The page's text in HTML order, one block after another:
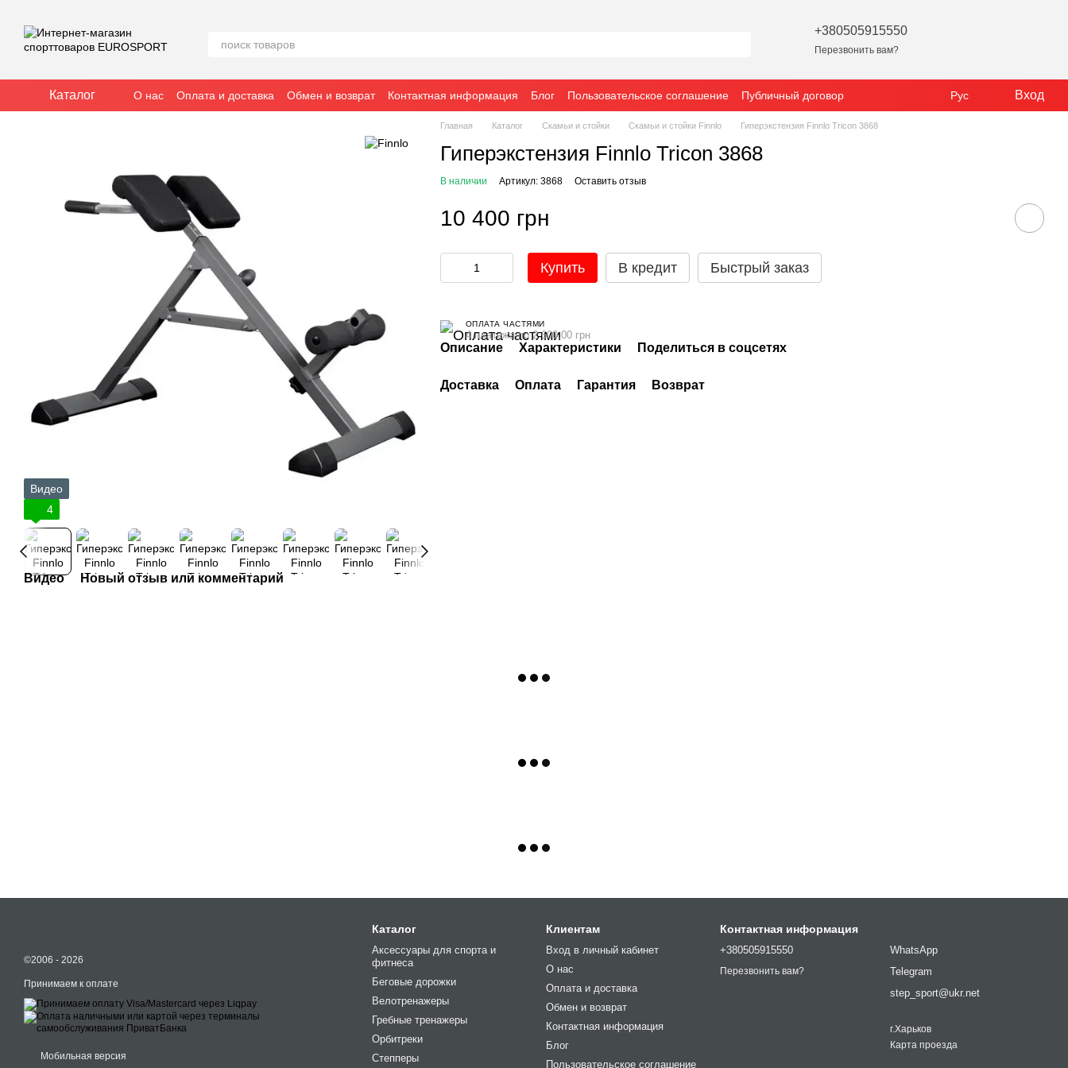
+380505915550
Перезвонить вам?
Каталог О нас Оплата и доставка Обмен и возврат Контактная информация Блог Пользовательское соглашение
Публичный договор
Отзывы о магазине
Рус Вход
Видео
4
Видео Новый отзыв или комментарий
Главная Каталог Cкамьи и стойки Cкамьи и стойки Finnlo Гиперэкстензия Finnlo Tricon 3868
Гиперэкстензия Finnlo Tricon 3868
В наличии Артикул: 3868 Оставить отзыв
10 400 грн
Купить В кредит Быстрый заказ
ОПЛАТА ЧАСТЯМИ
4 платежа по 2 600.00 грн
Описание Характеристики Поделиться в соцсетях
Доставка Оплата Гарантия Возврат
©2006 - 2026
Принимаем к оплате
Мобильная версия
Каталог
Аксессуары для спорта и
фитнеса
Беговые дорожки
Велотренажеры
Гребные тренажеры
Орбитреки
Степперы
Клиентам
Вход в личный кабинет
О нас
Оплата и доставка
Обмен и возврат
Контактная информация
Блог
Пользовательское соглашение
Контактная информация
+380505915550
Перезвонить вам?
WhatsApp
Telegram
step_sport@ukr.net
г.Харьков
Карта проезда